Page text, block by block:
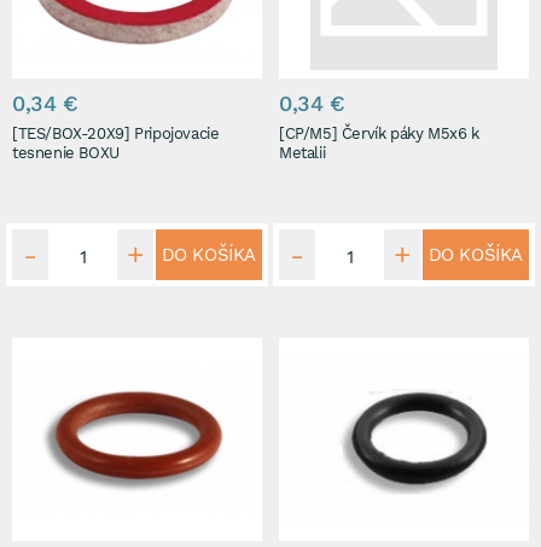
0,34 €
[TES/BOX-20X9] Pripojovacie
tesnenie BOXU
DO KOŠÍKA
0,34 €
[CP/M5] Červík páky M5x6 k
Metalii
DO KOŠÍKA